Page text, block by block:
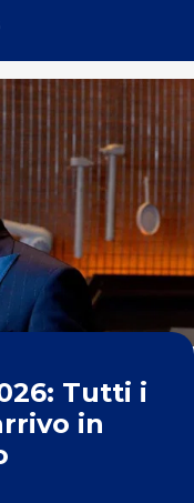
Tutti i
in